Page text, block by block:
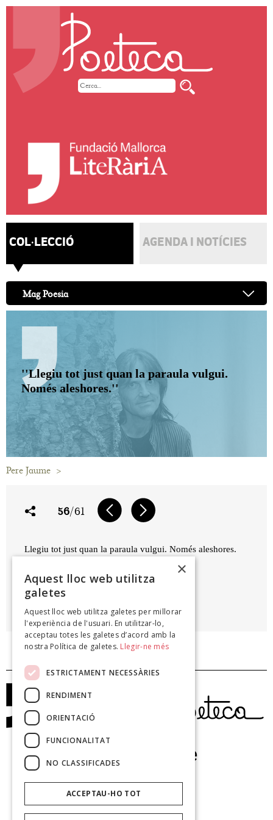
COL·LECCIÓ AGENDA I NOTÍCIES
Mag Poesia
''Llegiu tot just quan la paraula vulgui.
Només aleshores.''
Pere Jaume >
56/61
Llegiu tot just quan la paraula vulgui. Només aleshores.
PERE JAUME
Pagèsiques, 2011
×
Aquest lloc web utilitza
galetes
Aquest lloc web utilitza galetes per millorar
l'experiència de l'usuari. En utilitzar-lo,
acceptau totes les galetes d’acord amb la
nostra Política de galetes. Llegir-ne més
ESTRICTAMENT NECESSÀRIES
RENDIMENT
ORIENTACIÓ
FUNCIONALITAT
NO CLASSIFICADES
ACCEPTAU-HO TOT